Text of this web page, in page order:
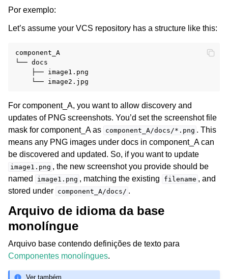
Por exemplo:
Let’s assume your VCS repository has a structure like this:
component_A
└── docs
    ├── image1.png
For component_A, you want to allow discovery and
updates of PNG screenshots. You’d set the screenshot file
mask for component_A as component_A/docs/*.png . This
means any PNG images under docs in component_A can
be discovered and updated. So, if you want to update
image1.png , the new screenshot you provide should be
named
image1.png , matching the existing filename , and
stored under component_A/docs/ .
Arquivo de idioma da base
monolíngue
Arquivo base contendo definições de texto para
Componentes monolíngues.
Ver também